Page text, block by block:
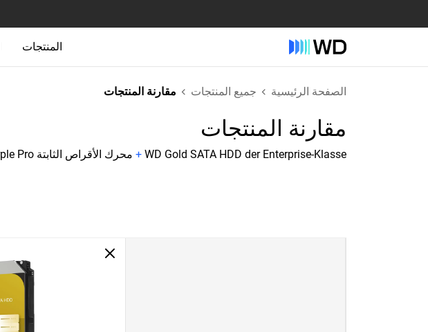
المنتجات
الصفحة الرئيسية جميع المنتجات مقارنة المنتجات
مقارنة المنتجات
WD Gold SATA HDD der Enterprise-Klasse
+ محرك الأقراص الثابتة WD Purple Pro لمقاطع الفيديو الذكية